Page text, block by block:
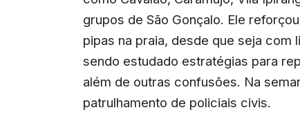
grupos de São Gonçalo. Ele
pipas na praia, desde que seja com
sendo estudado estratégias para
além de outras confusões. Na
patrulhamento de policiais civis.